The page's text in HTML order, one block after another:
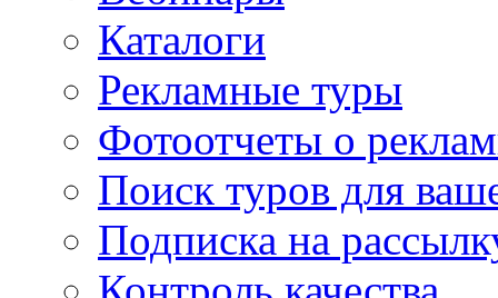
Каталоги
Рекламные туры
Фотоотчеты о
Поиск туров для
Подписка на